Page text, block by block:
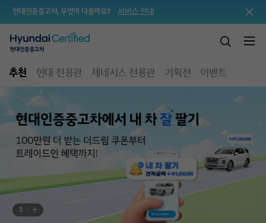
현대인증중고차, 무엇이 다를까요? 서비스 안내
추천 현대 전용관 제네시스 전용관 기획전 이벤트
3